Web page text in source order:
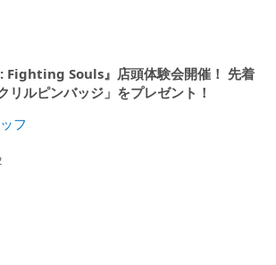
Fighting Souls』店頭体験会開催！ 先着
リルピンバッジ」をプレゼント！
フ